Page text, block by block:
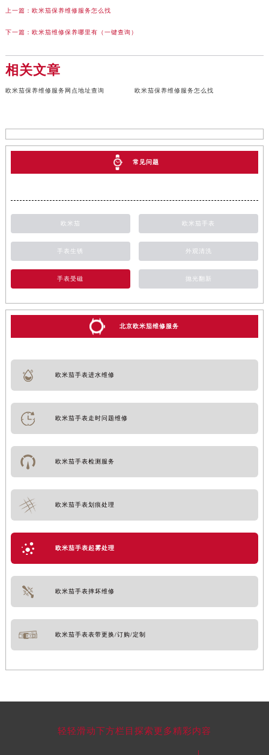
上一篇： 欧米茄保养维修服务怎么找
下一篇： 欧米茄维修保养哪里有（一键查询）
相关文章
欧米茄保养维修服务网点地址查询 欧米茄保养维修服务怎么找
常见问题
欧米茄 欧米茄手表
手表生锈 外观清洗
手表受磁 抛光翻新
北京欧米茄维修服务
欧米茄手表进水维修
欧米茄手表走时问题维修
欧米茄手表检测服务
欧米茄手表划痕处理
欧米茄手表起雾处理
欧米茄手表摔坏维修
欧米茄手表表带更换/订购/定制
轻轻滑动下方栏目探索更多精彩内容